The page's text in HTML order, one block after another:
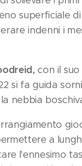
superficiale
indenni i
con il
si fa guida
nebbia
a
l'ennesimo